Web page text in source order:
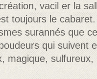
vacil er la
toujours le
surannés que
qui suivent
magique,